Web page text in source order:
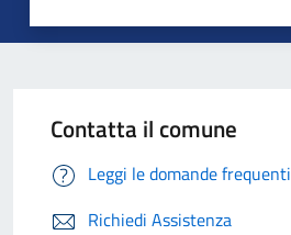
Contatta il comune
Leggi le domande frequenti
Richiedi Assistenza